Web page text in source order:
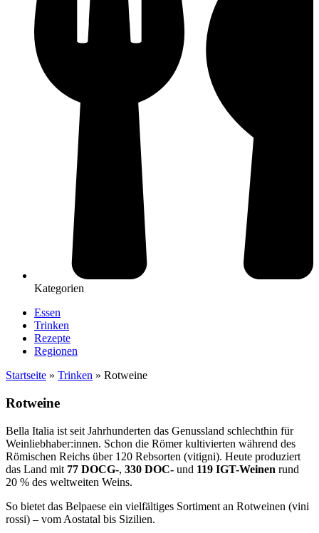
Kategorien
Essen
Trinken
Rezepte
Regionen
Startseite » Trinken » Rotweine
Rotweine
Bella Italia ist seit Jahrhunderten das Genussland schlechthin für
Weinliebhaber:innen. Schon die Römer kultivierten während des
Römischen Reichs über 120 Rebsorten (vitigni). Heute produziert
das Land mit 77 DOCG-, 330 DOC- und 119 IGT-Weinen rund
20 % des weltweiten Weins.
So bietet das Belpaese ein vielfältiges Sortiment an Rotweinen (vini
rossi) – vom Aostatal bis Sizilien.